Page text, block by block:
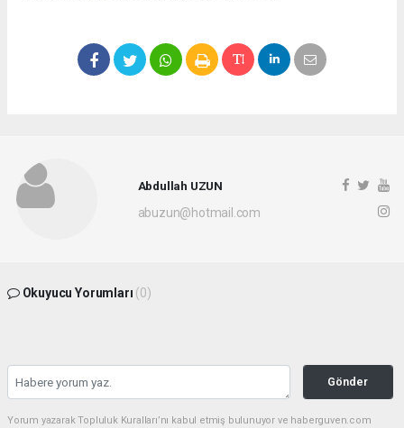
Abdullah UZUN
abuzun@hotmail.com
Okuyucu Yorumları (0)
Gönder
Yorum yazarak Topluluk Kuralları’nı kabul etmiş bulunuyor ve haberguven.com